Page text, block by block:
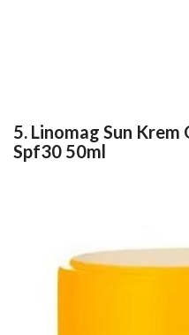
5. Linomag Sun
Spf30 50ml